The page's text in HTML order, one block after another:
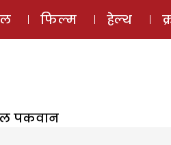
ई-मैगज़ीन
फिल्म हेल्थ
पकवान